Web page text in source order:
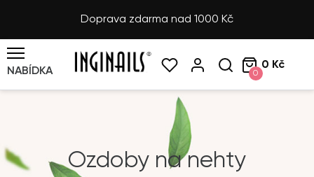
Doprava zdarma nad 1000 Kč
NABÍDKA 0
0 Kč
Ozdoby na nehty